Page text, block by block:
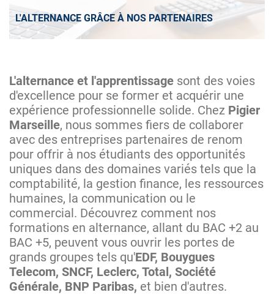
L'ALTERNANCE GRÂCE À NOS PARTENAIRES
L'alternance et l'apprentissage sont des voies
d'excellence pour se former et acquérir une
expérience professionnelle solide. Chez Pigier
Marseille, nous sommes fiers de collaborer
avec des entreprises partenaires de renom
pour offrir à nos étudiants des opportunités
uniques dans des domaines variés tels que la
comptabilité, la gestion finance, les ressources
humaines, la communication ou le
commercial. Découvrez comment nos
formations en alternance, allant du BAC +2 au
BAC +5, peuvent vous ouvrir les portes de
grands groupes tels qu'EDF, Bouygues
Telecom, SNCF, Leclerc, Total, Société
Générale, BNP Paribas, et bien d'autres.